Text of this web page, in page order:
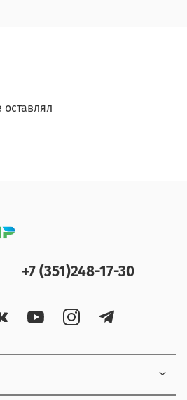
+7 (351)248-17-30